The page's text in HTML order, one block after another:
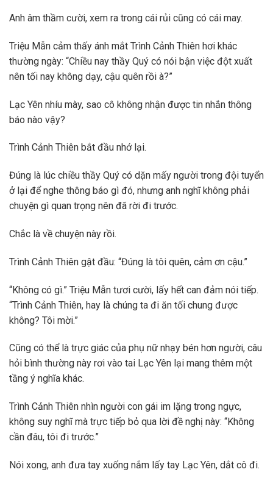
Anh âm thầm cười, xem ra trong cái rủi cũng có cái may.
Triệu Mẫn cảm thấy ánh mắt Trình Cảnh Thiên hơi khác
thường ngày: “Chiều nay thầy Quý có nói bận việc đột xuất
nên tối nay không dạy, cậu quên rồi à?”
Lạc Yên nhíu mày, sao cô không nhận được tin nhắn thông
báo nào vậy?
Trình Cảnh Thiên bắt đầu nhớ lại.
Đúng là lúc chiều thầy Quý có dặn mấy người trong đội tuyển
ở lại để nghe thông báo gì đó, nhưng anh nghĩ không phải
chuyện gì quan trọng nên đã rời đi trước.
Chắc là về chuyện này rồi.
Trình Cảnh Thiên gật đầu: “Đúng là tôi quên, cảm ơn cậu.”
“Không có gì.” Triệu Mẫn tươi cười, lấy hết can đảm nói tiếp.
“Trình Cảnh Thiên, hay là chúng ta đi ăn tối chung được
không? Tôi mời.”
Cũng có thể là trực giác của phụ nữ nhạy bén hơn người, câu
hỏi bình thường này rơi vào tai Lạc Yên lại mang thêm một
tầng ý nghĩa khác.
Trình Cảnh Thiên nhìn người con gái im lặng trong ngực,
không suy nghĩ mà trực tiếp bỏ qua lời đề nghị này: “Không
cần đâu, tôi đi trước.”
Nói xong, anh đưa tay xuống nắm lấy tay Lạc Yên, dắt cô đi.